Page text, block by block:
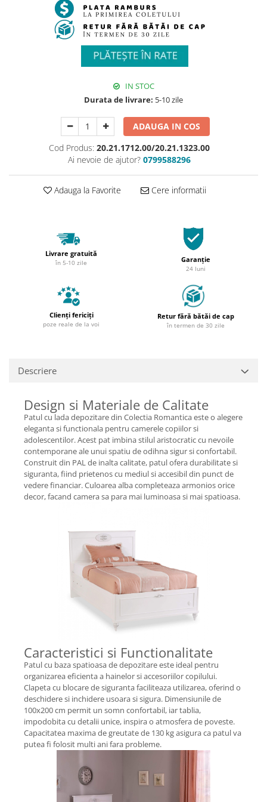
IN STOC
Durata de livrare: 5-10 zile
ADAUGA IN COS
Cod Produs: 20.21.1712.00/20.21.1323.00
Ai nevoie de ajutor? 0799588296
Adauga la Favorite Cere informatii
Livrare gratuită
în 5-10 zile Garanție
24 luni
Clienți fericiți
poze reale de la voi
Retur fără bătăi de cap
în termen de 30 zile
Descriere
Design si Materiale de Calitate
Patul cu lada depozitare din Colectia Romantica este o alegere
eleganta si functionala pentru camerele copiilor si
adolescentilor. Acest pat imbina stilul aristocratic cu nevoile
contemporane ale unui spatiu de odihna sigur si confortabil.
Construit din PAL de inalta calitate, patul ofera durabilitate si
siguranta, fiind prietenos cu mediul si accesibil din punct de
vedere financiar. Culoarea alba completeaza armonios orice
decor, facand camera sa para mai luminoasa si mai spatioasa.
Caracteristici si Functionalitate
Patul cu baza spatioasa de depozitare este ideal pentru
organizarea eficienta a hainelor si accesoriilor copilului.
Clapeta cu blocare de siguranta faciliteaza utilizarea, oferind o
deschidere si inchidere usoara si sigura. Dimensiunile de
100x200 cm permit un somn confortabil, iar tablia,
impodobita cu detalii unice, inspira o atmosfera de poveste.
Capacitatea maxima de greutate de 130 kg asigura ca patul va
putea fi folosit multi ani fara probleme.